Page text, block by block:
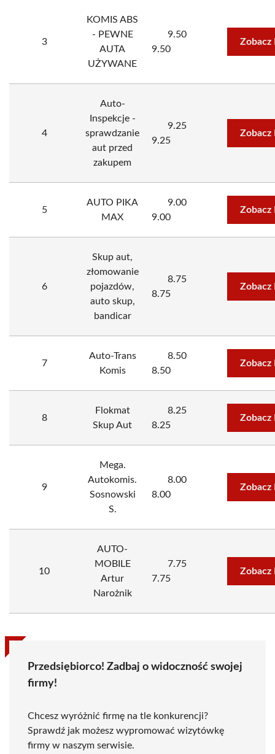
3
KOMIS ABS
- PEWNE
AUTA
UŻYWANE
9.50
9.50
Zobacz
4
Auto-
Inspekcje -
sprawdzanie
aut przed
zakupem
9.25
9.25
Zobacz
5
AUTO PIKA
MAX
9.00
9.00
Zobacz
6
Skup aut,
złomowanie
pojazdów,
auto skup,
bandicar
8.75
8.75
Zobacz
7
Auto-Trans
Komis
8.50
8.50
Zobacz
8
Flokmat
Skup Aut
8.25
8.25
Zobacz
9
Mega.
Autokomis.
Sosnowski
S.
8.00
8.00
Zobacz
10
AUTO-
MOBILE
Artur
Narożnik
7.75
7.75
Zobacz
Przedsiębiorco! Zadbaj o widoczność swojej
firmy!
Chcesz wyróżnić firmę na tle konkurencji?
Sprawdź jak możesz wypromować wizytówkę
firmy w naszym serwisie.